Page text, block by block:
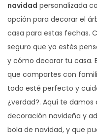
d
a
d
navidad personalizada
opción para decorar el
casa para estas fechas.
seguro que ya estés
y cómo decorar tu casa.
que compartes con
todo esté perfecto y
¿verdad?. Aquí te damos
decoración navideña y
bola de navidad, y que